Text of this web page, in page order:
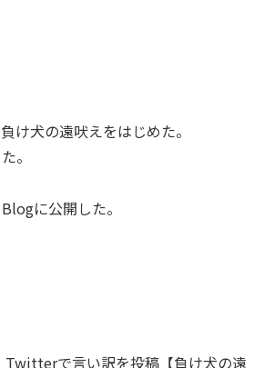
け犬の遠吠えをはじめた。
。
に公開した。
Twitterで言い訳を投稿【負け犬の遠